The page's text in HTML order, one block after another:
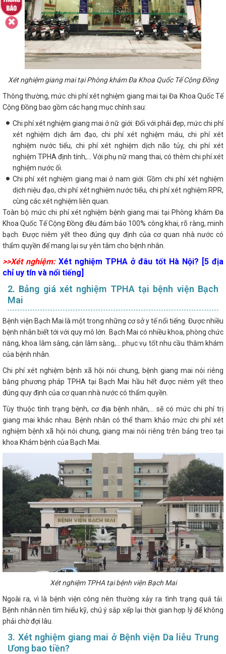
Xét nghiệm giang mai tại Phòng khám Đa Khoa Quốc Tế Cộng Đồng
Thông thường, mức chi phí xét nghiệm giang mai tại Đa Khoa Quốc Tế
Cộng Đồng bao gồm các hạng mục chính sau:
Chi phí xét nghiệm giang mai ở nữ giới: Đối với phái đẹp, mức chi phí
xét nghiệm dịch âm đạo, chi phí xét nghiệm máu, chi phí xét
nghiệm nước tiểu, chi phí xét nghiệm dịch não tủy, chi phí xét
nghiệm TPHA định tính,... Với phụ nữ mang thai, có thêm chi phí xét
nghiệm nước ối.
Chi phí xét nghiệm giang mai ở nam giới: Gồm chi phí xét nghiệm
dịch niệu đạo, chi phí xét nghiệm nước tiểu, chi phí xét nghiệm RPR,
cùng các xét nghiệm liên quan.
Toàn bộ mức chi phí xét nghiệm bệnh giang mai tại Phòng khám Đa
Khoa Quốc Tế Cộng Đồng đều đảm bảo 100% công khai, rõ ràng, minh
bạch. Được niêm yết theo đúng quy định của cơ quan nhà nước có
thẩm quyền để mang lại sự yên tâm cho bệnh nhân.
>>Xét nghiệm: Xét nghiệm TPHA ở đâu tốt Hà Nội? [5 địa
chỉ uy tín và nổi tiếng]
2. Bảng giá xét nghiệm TPHA tại bệnh viện Bạch
Mai
Bệnh viện Bạch Mai là một trong những cơ sở y tế nổi tiếng. Được nhiều
bệnh nhân biết tới với quy mô lớn. Bạch Mai có nhiều khoa, phòng chức
năng, khoa lâm sàng, cận lâm sàng,... phục vụ tốt nhu cầu thăm khám
của bệnh nhân.
Chi phí xét nghiệm bệnh xã hội nói chung, bệnh giang mai nói riêng
bằng phương pháp TPHA tại Bạch Mai hầu hết được niêm yết theo
đúng quy định của cơ quan nhà nước có thẩm quyền.
Tùy thuộc tình trạng bệnh, cơ địa bệnh nhân,... sẽ có mức chi phí trị
giang mai khác nhau. Bệnh nhân có thể tham khảo mức chi phí xét
nghiệm bệnh xã hội nói chung, giang mai nói riêng trên bảng treo tại
khoa Khám bệnh của Bạch Mai.
Xét nghiệm TPHA tại bệnh viện Bạch Mai
Ngoài ra, vì là bệnh viện công nên thường xảy ra tình trạng quá tải.
Bệnh nhân nên tìm hiểu kỹ, chú ý sắp xếp lại thời gian hợp lý để không
phải chờ đợi lâu.
3. Xét nghiệm giang mai ở Bệnh viện Da liễu Trung
Ương bao tiền?